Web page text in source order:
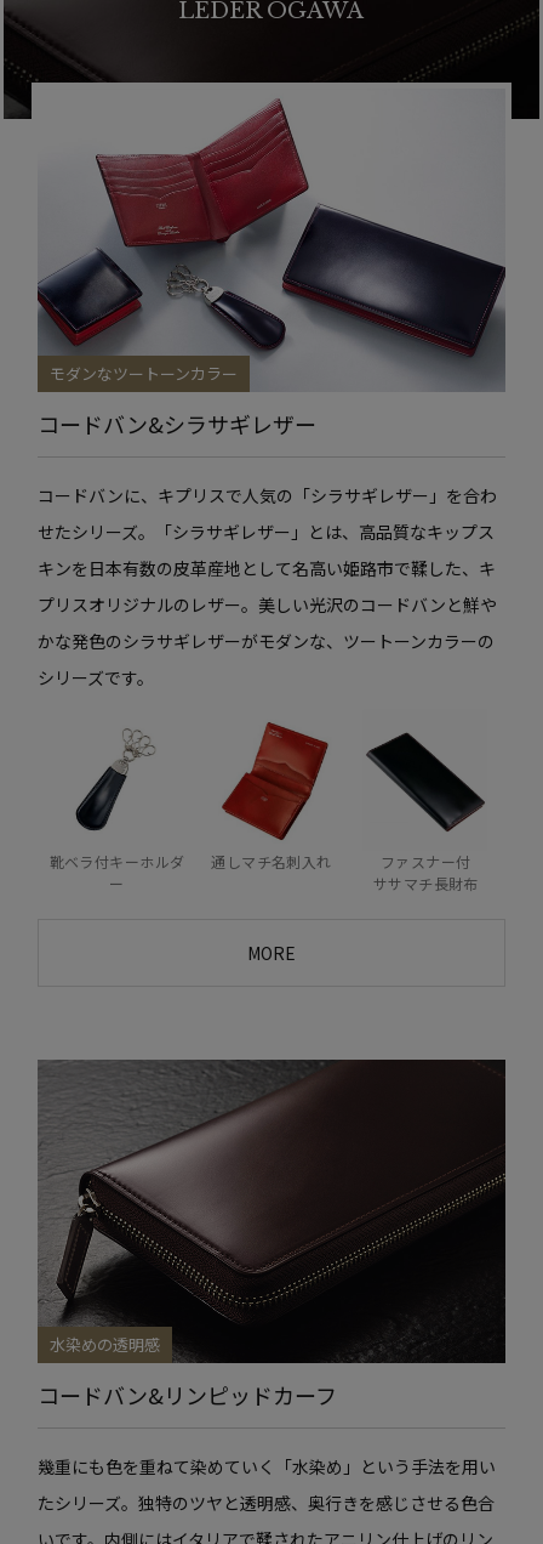
LEDER OGAWA
コードバン&シラサギレザー
モダンなツートーンカラー
コードバンに、キプリスで人気の「シラサギレザー」を合わ
せたシリーズ。「シラサギレザー」とは、高品質なキップス
キンを日本有数の皮革産地として名高い姫路市で鞣した、キ
プリスオリジナルのレザー。美しい光沢のコードバンと鮮や
かな発色のシラサギレザーがモダンな、ツートーンカラーの
シリーズです。
靴ベラ付キーホルダ
ー
通しマチ名刺入れ
ファスナー付
ササマチ長財布
MORE
コードバン&リンピッドカーフ
水染めの透明感
幾重にも色を重ねて染めていく「水染め」という手法を用い
たシリーズ。独特のツヤと透明感、奥行きを感じさせる色合
いです。内側にはイタリアで鞣されたアニリン仕上げのリン